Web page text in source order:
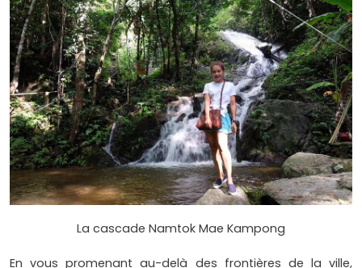
La cascade Namtok Mae Kampong
En vous promenant au-delà des frontières de la ville,